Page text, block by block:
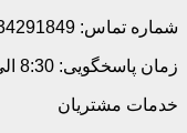
شماره تماس: 07734291849
زمان پاسخگویی: 8:30 الی 20
خدمات مشتریان